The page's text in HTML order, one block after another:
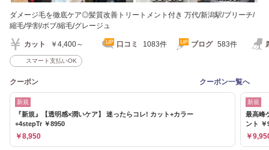
ダメージ毛を徹底ケア◎髪質改善トリートメント付き 万代/新潟駅/ブリーチ/
縮毛/学割/ボブ/縮毛/グレージュ
カット ￥4,400～ 口コミ 1083件 ブログ 583件
スマート支払いOK
クーポン クーポン一覧へ
新規
『新規』【透明感×潤いケア】 迷ったらコレ! カット+カラー
+4stepTr ￥8950
￥8,950
新規
最高峰
ント ￥
￥